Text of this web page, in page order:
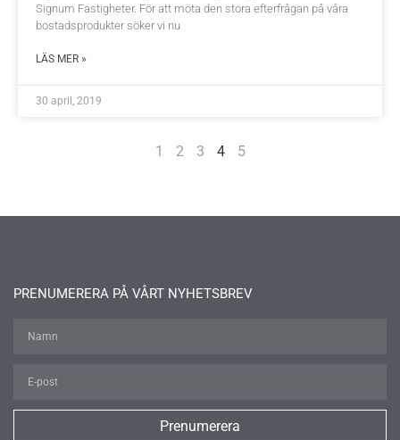
Signum Fastigheter. För att möta den stora efterfrågan på våra
bostadsprodukter söker vi nu
LÄS MER »
30 april, 2019
1 2 3 4 5
PRENUMERERA PÅ VÅRT NYHETSBREV
Prenumerera